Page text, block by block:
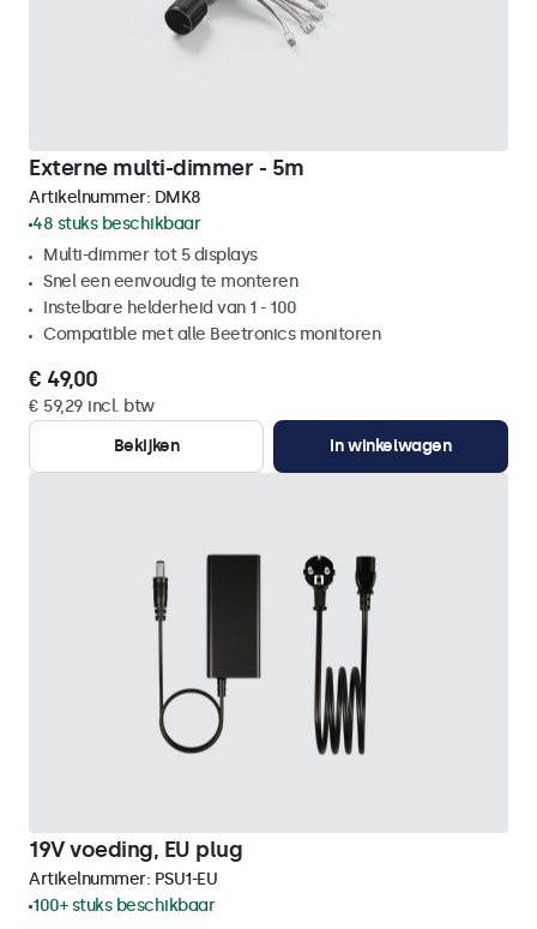
Externe multi-dimmer - 5m
Artikelnummer: DMK8
48 stuks beschikbaar
Multi-dimmer tot 5 displays
Snel een eenvoudig te monteren
Instelbare helderheid van 1 - 100
Compatible met alle Beetronics monitoren
€ 49,00
€ 59,29 incl. btw
Bekijken
In winkelwagen
19V voeding, EU plug
Artikelnummer: PSU1-EU
100+ stuks beschikbaar